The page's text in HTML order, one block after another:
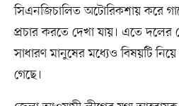
সিএনজিচালিত অটোরিকশায় করে
প্রচার করতে দেখা যায়। এতে দলের
সাধারণ মানুষের মধ্যেও বিষয়টি
গেছে।